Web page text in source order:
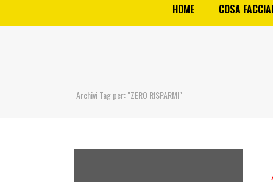
HOME COSA
Archivi Tag per: "ZERO RISPARMI"